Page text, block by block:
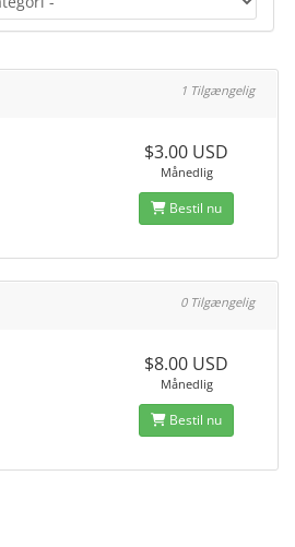
1 Tilgængelig
$3.00 USD
Månedlig
Bestil nu
0 Tilgængelig
$8.00 USD
Månedlig
Bestil nu